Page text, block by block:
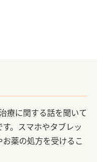
療に関する話を聞いて
。スマホやタブレッ
薬の処方を受けるこ